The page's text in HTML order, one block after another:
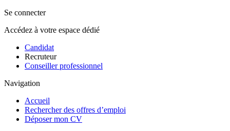
Se connecter
Accédez à votre espace dédié
Candidat
Recruteur
Conseiller professionnel
Navigation
Accueil
Rechercher des offres d’emploi
Déposer mon CV